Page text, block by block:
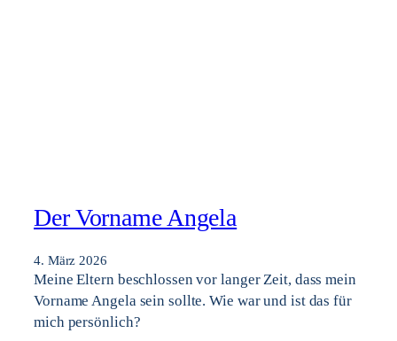
Der Vorname Angela
4. März 2026
Meine Eltern beschlossen vor langer Zeit, dass mein
Vorname Angela sein sollte. Wie war und ist das für
mich persönlich?